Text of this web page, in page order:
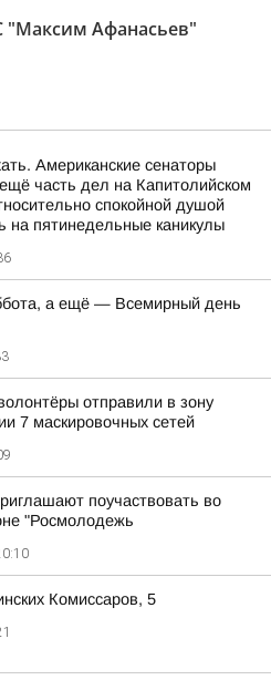
"Максим Афанасьев"
Американские сенаторы
часть дел на Капитолийском
спокойной душой
на пятинедельные каникулы
а ещё — Всемирный день
отправили в зону
7 маскировочных сетей
поучаствовать во
"Росмолодежь
Комиссаров, 5